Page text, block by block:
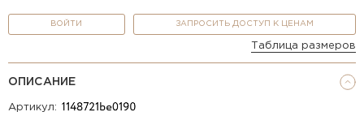
ВОЙТИ ЗАПРОСИТЬ ДОСТУП К ЦЕНАМ
Таблица размеров
ОПИСАНИЕ
Артикул: